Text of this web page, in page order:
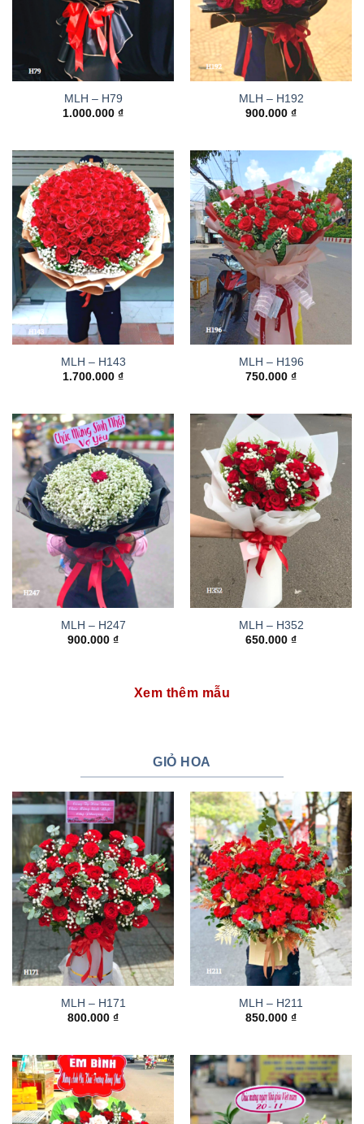
MLH – H79
1.000.000 ₫
MLH – H192
900.000 ₫
MLH – H143
1.700.000 ₫
MLH – H196
750.000 ₫
MLH – H247
900.000 ₫
MLH – H352
650.000 ₫
Xem thêm mẫu
GIỎ HOA
MLH – H171
800.000 ₫
MLH – H211
850.000 ₫